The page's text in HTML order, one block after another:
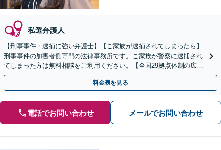
私選弁護人
【刑事事件・逮捕に強い弁護士】【ご家族が逮捕されてしまったら】
刑事事件の加害者側専門の法律事務所です。ご家族が警察に逮捕され
てしまった方は無料相談をご利用ください。【全国29拠点体制の広域
対応】【弁護士待機中/当日中の電話相談可(予約制)】
料金表を見る
電話でお問い合わせ メールでお問い合わせ